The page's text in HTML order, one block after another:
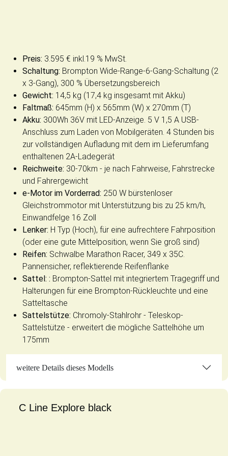
Preis: 3.595 € inkl.19 % MwSt.
Schaltung: Brompton Wide-Range-6-Gang-Schaltung (2
x 3-Gang), 300 % Übersetzungsbereich
Gewicht: 14,5 kg (17,4 kg insgesamt mit Akku)
Faltmaß: 645mm (H) x 565mm (W) x 270mm (T)
Akku: 300Wh 36V mit LED-Anzeige. 5 V 1,5 A USB-
Anschluss zum Laden von Mobilgeräten. 4 Stunden bis
zur vollständigen Aufladung mit dem im Lieferumfang
enthaltenen 2A-Ladegerät
Reichweite: 30-70km - je nach Fahrweise, Fahrstrecke
und Fahrergewicht
e-Motor im Vorderrad: 250 W bürstenloser
Gleichstrommotor mit Unterstützung bis zu 25 km/h,
Einwandfelge 16 Zoll
Lenker: H Typ (Hoch), für eine aufrechtere Fahrposition
(oder eine gute Mittelposition, wenn Sie groß sind)
Reifen: Schwalbe Marathon Racer, 349 x 35C.
Pannensicher, reflektierende Reifenflanke
Sattel: : Brompton-Sattel mit integriertem Tragegriff und
Halterungen für eine Brompton-Rückleuchte und eine
Satteltasche
Sattelstütze: Chromoly-Stahlrohr - Teleskop-
Sattelstütze - erweitert die mögliche Sattelhöhe um
175mm
weitere Details dieses Modells
C Line Explore black